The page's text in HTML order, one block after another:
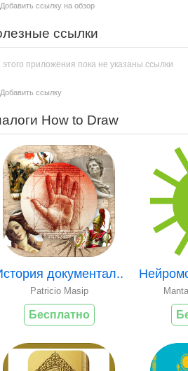
Добавить ссылку на обзор
ссылки
этого приложения пока не указаны ссылки
Добавить ссылку
How to Draw
документал..
Patricio Masip
Бесплатно